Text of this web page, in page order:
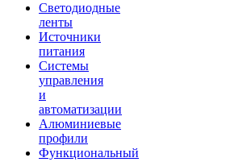
Светодиодные
ленты
Источники
питания
Системы
управления
и
автоматизации
Алюминиевые
профили
Функциональный